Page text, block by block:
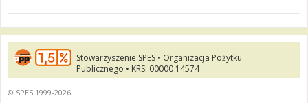
Stowarzyszenie SPES • Organizacja Pożytku
Publicznego • KRS: 00000 14574
© SPES 1999-2026